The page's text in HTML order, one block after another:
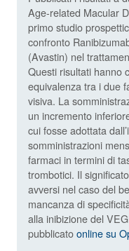
Age-related Macular
primo studio
confronto
(Avastin) nel
Questi risultati hanno
equivalenza tra i due
visiva. La
un incremento
cui fosse adottata
somministrazioni
farmaci in termini di
trombotici. Il
avversi nel caso del
mancanza di
alla inibizione del
pubblicatoonline su